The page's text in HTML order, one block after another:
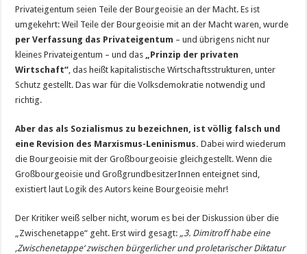
Privateigentum seien Teile der Bourgeoisie an der Macht. Es ist
umgekehrt: Weil Teile der Bourgeoisie mit an der Macht waren, wurde
per Verfassung das Privateigentum – und übrigens nicht nur
kleines Privateigentum – und das
„Prinzip der privaten
Wirtschaft“ , das heißt kapitalistische Wirtschaftsstrukturen, unter
Schutz gestellt. Das war für die Volksdemokratie notwendig und
richtig.
Aber das als Sozialismus zu bezeichnen, ist völlig falsch und
eine Revision des Marxismus-Leninismus. Dabei wird wiederum
die Bourgeoisie mit der Großbourgeoisie gleichgestellt. Wenn die
Großbourgeoisie und GroßgrundbesitzerInnen enteignet sind,
existiert laut Logik des Autors keine Bourgeoisie mehr!
Der Kritiker weiß selber nicht, worum es bei der Diskussion über die
„Zwischenetappe“ geht. Erst wird gesagt: „3. Dimitroff habe eine
‚Zwischenetappe‘ zwischen bürgerlicher und proletarischer Diktatur